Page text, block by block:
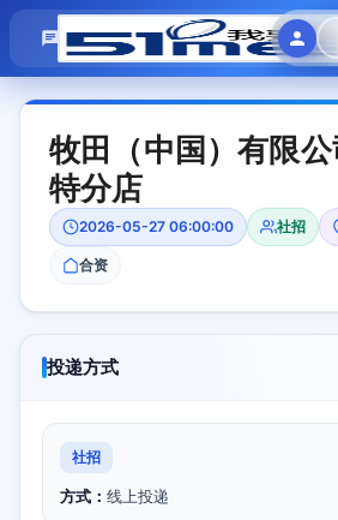
模拟面试 题目大全 招
牧田（中国）有限
特分店
2026-05-27 06:00:00 社招
合资
投递方式
社招
方式： 线上投递